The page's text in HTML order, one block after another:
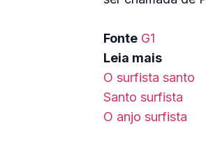
Fonte G1
Leia mais
O surfista santo
Santo surfista
O anjo surfista